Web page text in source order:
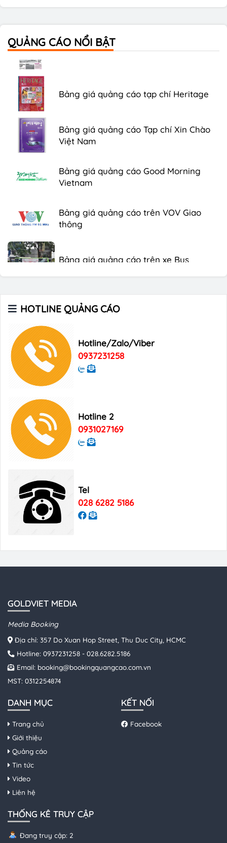
QUẢNG CÁO NỔI BẬT
Bảng giá quảng cáo Báo Tuổi Trẻ
Việt Nam
Vietnam
thông
Bảng giá quảng cáo Báo Tuổi Trẻ
Bảng giá quảng cáo tạp chí Heritage
Bảng giá quảng cáo Tạp chí Xin Chào
Việt Nam
Bảng giá quảng cáo Good Morning
Vietnam
HOTLINE QUẢNG CÁO
Hotline/Zalo/Viber
0937231258
Hotline 2
0931027169
Tel
028 6282 5186
GOLDVIET MEDIA
Media Booking
Địa chỉ: 357 Do Xuan Hop Street, Thu Duc City, HCMC
Hotline: 0937231258 - 028.6282.5186
Email: booking@bookingquangcao.com.vn
MST: 0312254874
DANH MỤC
Trang chủ
Giới thiệu
Quảng cáo
Tin tức
Video
Liên hệ
KẾT NỐI
Facebook
THỐNG KÊ TRUY CẬP
Đang truy cập: 2